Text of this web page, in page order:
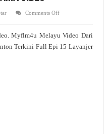
Comments Offon
Ke
Live
Myflm4u Melayu Video Dari
Terkini Full Epi 15 Layanjer